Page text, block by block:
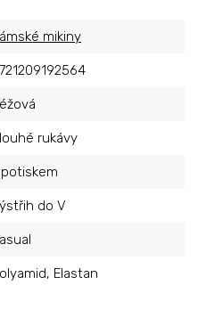
mikiny
rukávy
do V
Elastan